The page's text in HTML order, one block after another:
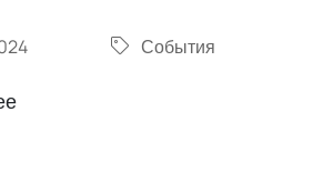
и обслуживанию "Huber
События